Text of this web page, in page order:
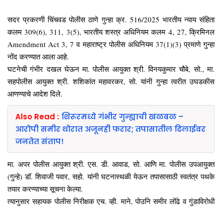
सदर प्रकरणी चिंचवड पोलीस ठाणे गुन्हा क्र. 516/2025 भारतीय न्याय संहिता
कलम 309(6), 311, 3(5), भारतीय शस्त्र अधिनियम कलम 4, 27, क्रिमिनल
Amendment Act 3, 7 व महाराष्ट्र पोलीस अधिनियम 37(1)(3) प्रमाणे गुन्हा
नोंद करण्यात आला आहे.
घटनेची गंभीर दखल घेऊन मा. पोलीस आयुक्त श्री. विनयकुमार चौबे, सो., मा.
सहपोलीस आयुक्त श्री. शशिकांत महावरकर, सो. यांनी गुन्हा त्वरीत उघडकीस
आणण्याचे आदेश दिले.
Also Read : शिरूरमध्ये गंभीर गुन्ह्याची खळबळ –
आरोपी समीर थोरात अजूनही फरार; तपासातील ढिलाईवर
जनतेत संताप!
मा. अपर पोलीस आयुक्त श्री. एस. डी. आवाड, सो. आणि मा. पोलीस उपआयुक्त
(गुन्हे) डॉ. शिवाजी पवार, सहो. यांनी घटनास्थळी येऊन तपासासाठी स्वतंत्र पथके
तयार करण्याच्या सूचना केल्या.
त्यानुसार सहायक पोलीस निरीक्षक एच. व्ही. माने, पोउनि समीर लोंढे व गुंडाविरोधी